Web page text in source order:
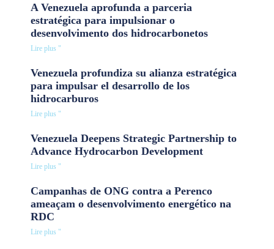
A Venezuela aprofunda a parceria
estratégica para impulsionar o
desenvolvimento dos hidrocarbonetos
Lire plus "
Venezuela profundiza su alianza estratégica
para impulsar el desarrollo de los
hidrocarburos
Lire plus "
Venezuela Deepens Strategic Partnership to
Advance Hydrocarbon Development
Lire plus "
Campanhas de ONG contra a Perenco
ameaçam o desenvolvimento energético na
RDC
Lire plus "